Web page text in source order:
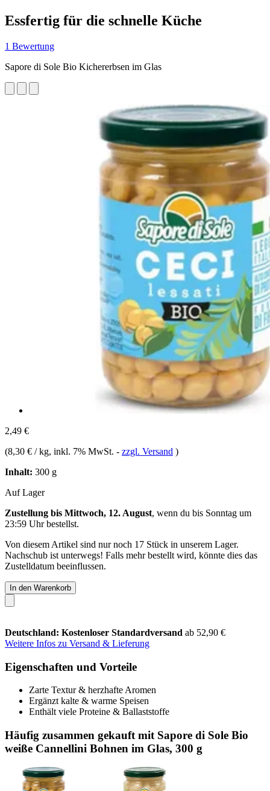
Essfertig für die schnelle Küche
1 Bewertung
Sapore di Sole Bio Kichererbsen im Glas
2,49 €
(8,30 € / kg, inkl. 7% MwSt. - zzgl. Versand )
Inhalt: 300 g
Auf Lager
Zustellung bis Mittwoch, 12. August, wenn du bis Sonntag um
23:59 Uhrbestellst.
Von diesem Artikel sind nur noch 17 Stück in unserem Lager.
Nachschub ist unterwegs! Falls mehr bestellt wird, könnte dies das
Zustelldatum beeinflussen.
In den Warenkorb
Deutschland: Kostenloser Standardversand ab 52,90 €
Weitere Infos zu Versand & Lieferung
Eigenschaften und Vorteile
Zarte Textur & herzhafte Aromen
Ergänzt kalte & warme Speisen
Enthält viele Proteine & Ballaststoffe
Häufig zusammen gekauft mit Sapore di Sole Bio
weiße Cannellini Bohnen im Glas, 300 g